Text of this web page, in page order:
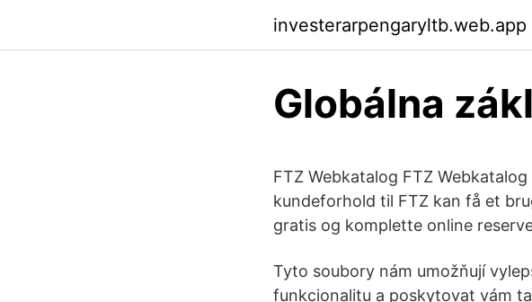
investerarpengaryltb.web.app
Globálna
FTZ Webkatalog FTZ
kundeforhold til FTZ kan få et
gratis og komplette online
Tyto soubory nám umožňují
funkcionalitu a poskytovat vám